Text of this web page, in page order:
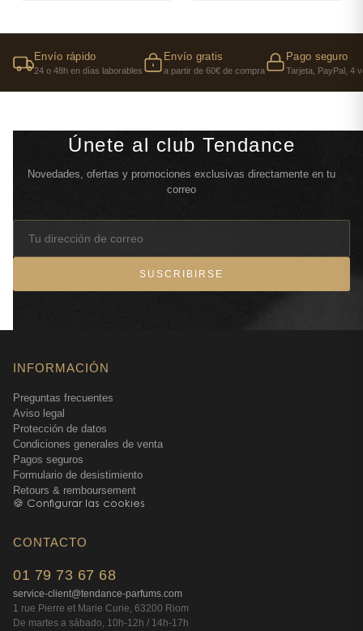
Envío rápido
24 o 48h en días laborables
Envío gratis
a partir de 60€ de compra
Pago seguro
Tarjeta, PayPal, 4
Únete al club Tendance
Novedades, ofertas y promociones exclusivas directamente en tu
correo
SUSCRIBIRSE
INFORMACIÓN
Preguntas frecuentes
Aviso legal
Protección de datos
Condiciones generales de venta
Pagos seguros
Formulario de desistimiento
Retours & remboursement
🍪 Configurar las cookies
CONTACTO
01 79 73 67 68
service-client@tendance-parfums.com
1 rue Pierre et Marie Curie, 63200 Riom
De martes a sábado, 10h-12h / 14h-17h